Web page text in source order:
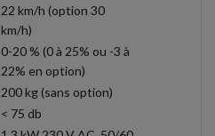
22 km/h (option 30
km/h)
0-20 % (0 à 25% ou -3 à
22% en option)
200 kg (sans option)
< 75 db